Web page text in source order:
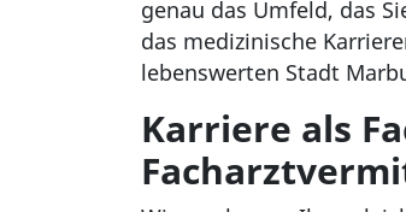
genau das Umfeld, das
das medizinische
lebenswerten Stadt
Karriere als